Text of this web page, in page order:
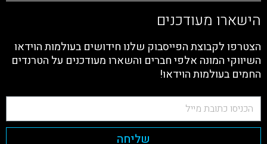
הישארו מעודכנים
הצטרפו לקבוצת הפייסבוק שלנו חידושים בעולמות הוידאו
השיווקי המונה אלפי חברים והשארו מעודכנים על הטרנדים
החמים בעולמות הוידאו!
שליחה